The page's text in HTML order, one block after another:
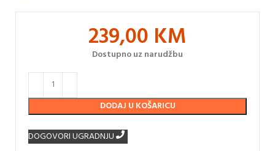
239,00 KM
Dostupno uz narudžbu
DODAJ U KOŠARICU
DOGOVORI UGRADNJU